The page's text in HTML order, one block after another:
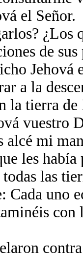
el Señor.
¿Los
de sus
Jehová
a la
la tierra
vuestro
alcé mi
les
las
Cada uno